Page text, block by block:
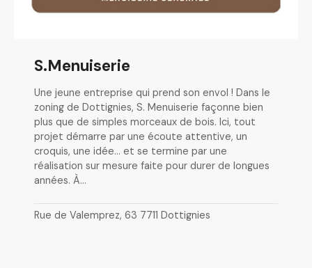
S.Menuiserie
Une jeune entreprise qui prend son envol ! Dans le
zoning de Dottignies, S. Menuiserie façonne bien
plus que de simples morceaux de bois. Ici, tout
projet démarre par une écoute attentive, un
croquis, une idée… et se termine par une
réalisation sur mesure faite pour durer de longues
années. À…
Rue de Valemprez, 63 7711 Dottignies